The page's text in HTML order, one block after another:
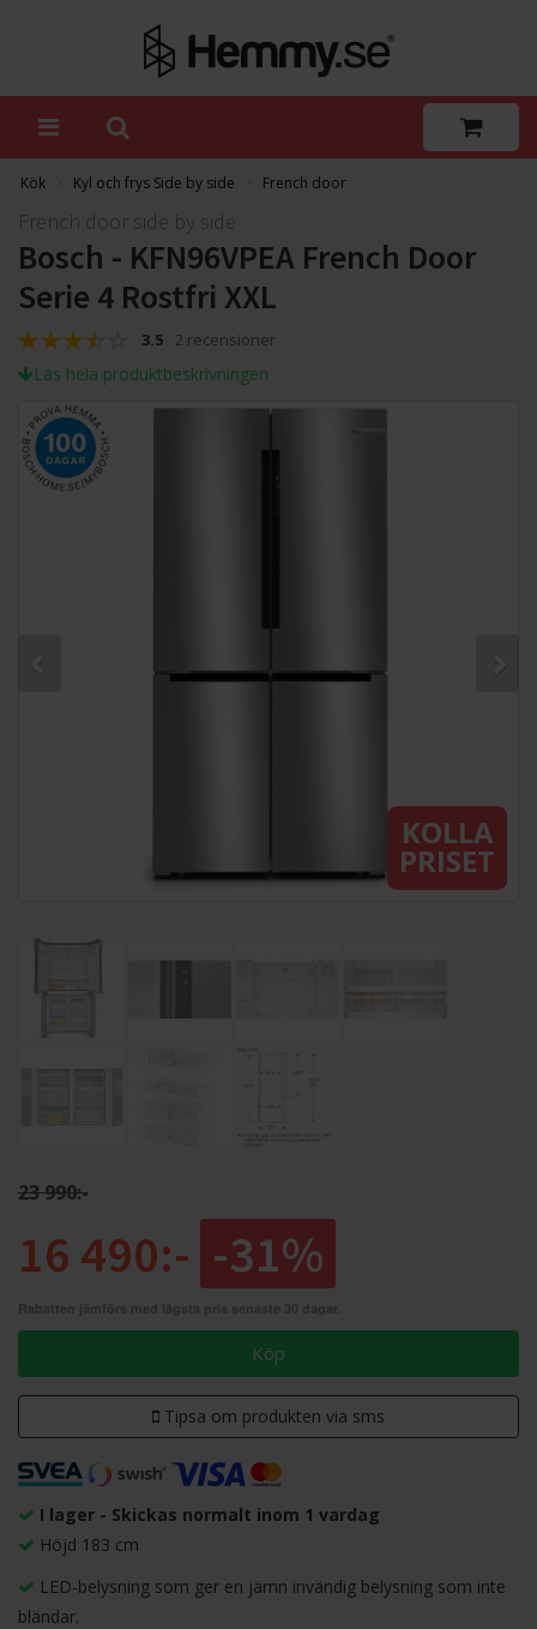
Kök Kyl och frys Side by side French door
French door side by side
Bosch - KFN96VPEA French Door
Serie 4 Rostfri XXL
3.5 2 recensioner
Läs hela produktbeskrivningen
KOLLA
PRISET
23 990:-
16 490:- -31%
Köp
Tipsa om produkten via sms
I lager - Skickas normalt inom 1 vardag
Höjd 183 cm
LED-belysning som ger en jämn invändig belysning som inte
bländar.